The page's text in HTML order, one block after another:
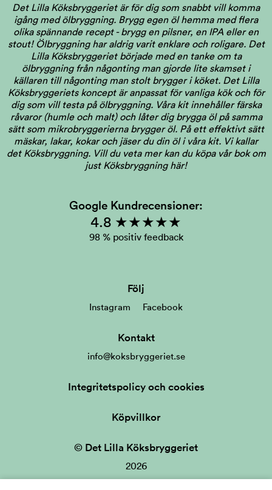
Det Lilla Köksbryggeriet är för dig som snabbt vill komma
igång med ölbryggning. Brygg egen öl hemma med flera
olika spännande recept - brygg en pilsner, en IPA eller en
stout! Ölbryggning har aldrig varit enklare och roligare. Det
Lilla Köksbryggeriet började med en tanke om ta
ölbryggning från någonting man gjorde lite skamset i
källaren till någonting man stolt brygger i köket. Det Lilla
Köksbryggeriets koncept är anpassat för vanliga kök och för
dig som vill testa på ölbryggning. Våra kit innehåller färska
råvaror (humle och malt) och låter dig brygga öl på samma
sätt som mikrobryggerierna brygger öl. På ett effektivt sätt
mäskar, lakar, kokar och jäser du din öl i våra kit. Vi kallar
det Köksbryggning. Vill du veta mer kan du köpa vår bok om
just Köksbryggning här!
Google Kundrecensioner:
4.8 ★★★★★
98 % positiv feedback
© Det Lilla Köksbryggeriet
2026
Kontakt
info@koksbryggeriet.se
Integritetspolicy och cookies
Köpvillkor
Följ
Instagram Facebook